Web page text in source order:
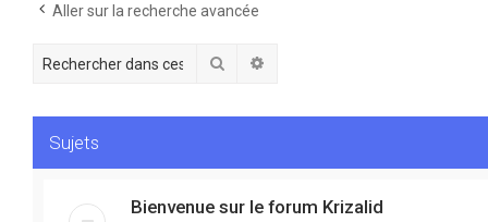
Aller sur la recherche avancée
Rechercher
Sujets
Bienvenue sur le forum Krizalid